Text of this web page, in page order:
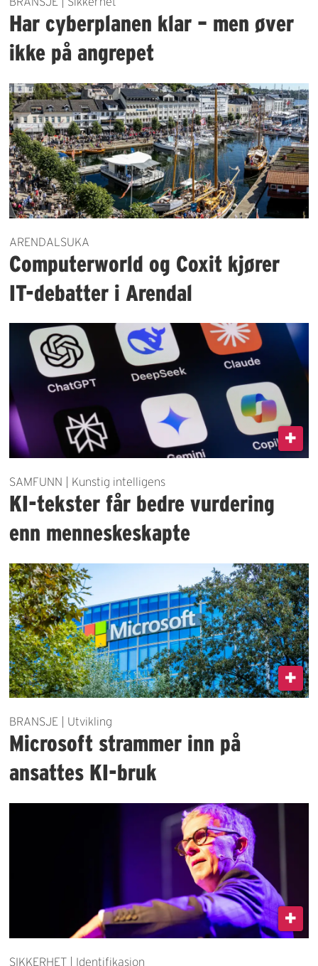
Har cyberplanen klar – men øver
ikke på angrepet
ARENDALSUKA
Computerworld og Coxit kjører
IT-debatter i Arendal
SAMFUNN | Kunstig intelligens
KI-tekster får bedre vurdering
enn menneskeskapte
BRANSJE | Utvikling
Microsoft strammer inn på
ansattes KI-bruk
SIKKERHET | Identifikasjon